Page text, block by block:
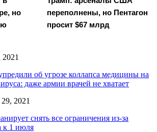
но
переполнены, но Пентагон
просит $67 млрд
об угрозе коллапса медицины на
даже армии врачей не хватает
2021
снять все ограничения из-за
к 1 июля